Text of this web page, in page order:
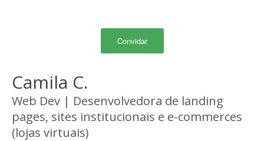
Convidar
Camila C.
Web Dev | Desenvolvedora de landing
pages, sites institucionais e e-commerces
(lojas virtuais)